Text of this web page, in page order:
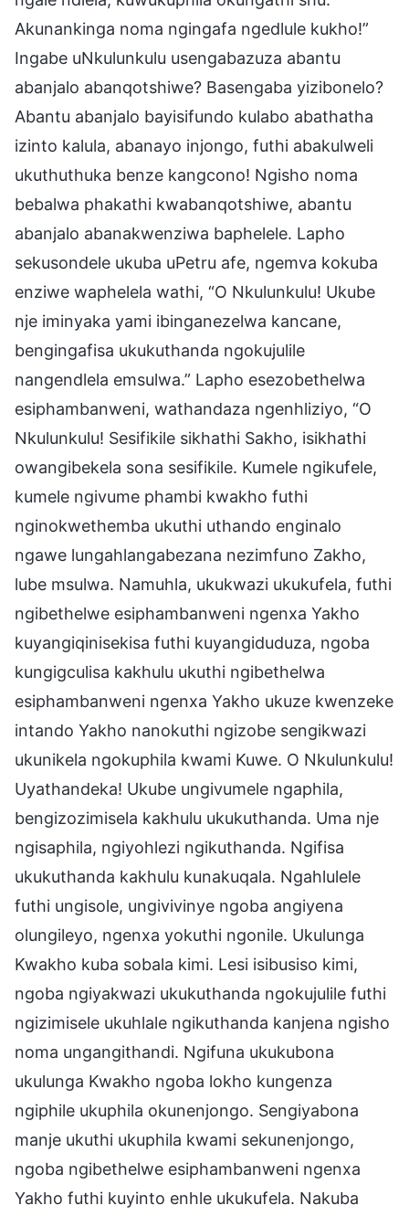
Akunankinga noma ngingafa ngedlule kukho!”
Ingabe uNkulunkulu usengabazuza abantu
abanjalo abanqotshiwe? Basengaba yizibonelo?
Abantu abanjalo bayisifundo kulabo abathatha
izinto kalula, abanayo injongo, futhi abakulweli
ukuthuthuka benze kangcono! Ngisho noma
bebalwa phakathi kwabanqotshiwe, abantu
abanjalo abanakwenziwa baphelele. Lapho
sekusondele ukuba uPetru afe, ngemva kokuba
enziwe waphelela wathi, “O Nkulunkulu! Ukube
nje iminyaka yami ibinganezelwa kancane,
bengingafisa ukukuthanda ngokujulile
nangendlela emsulwa.” Lapho esezobethelwa
esiphambanweni, wathandaza ngenhliziyo, “O
Nkulunkulu! Sesifikile sikhathi Sakho, isikhathi
owangibekela sona sesifikile. Kumele ngikufele,
kumele ngivume phambi kwakho futhi
nginokwethemba ukuthi uthando enginalo
ngawe lungahlangabezana nezimfuno Zakho,
lube msulwa. Namuhla, ukukwazi ukukufela, futhi
ngibethelwe esiphambanweni ngenxa Yakho
kuyangiqinisekisa futhi kuyangiduduza, ngoba
kungigculisa kakhulu ukuthi ngibethelwa
esiphambanweni ngenxa Yakho ukuze kwenzeke
intando Yakho nanokuthi ngizobe sengikwazi
ukunikela ngokuphila kwami Kuwe. O Nkulunkulu!
Uyathandeka! Ukube ungivumele ngaphila,
bengizozimisela kakhulu ukukuthanda. Uma nje
ngisaphila, ngiyohlezi ngikuthanda. Ngifisa
ukukuthanda kakhulu kunakuqala. Ngahlulele
futhi ungisole, ungivivinye ngoba angiyena
olungileyo, ngenxa yokuthi ngonile. Ukulunga
Kwakho kuba sobala kimi. Lesi isibusiso kimi,
ngoba ngiyakwazi ukukuthanda ngokujulile futhi
ngizimisele ukuhlale ngikuthanda kanjena ngisho
noma ungangithandi. Ngifuna ukukubona
ukulunga Kwakho ngoba lokho kungenza
ngiphile ukuphila okunenjongo. Sengiyabona
manje ukuthi ukuphila kwami sekunenjongo,
ngoba ngibethelwe esiphambanweni ngenxa
Yakho futhi kuyinto enhle ukukufela. Nakuba